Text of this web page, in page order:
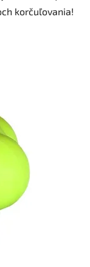
korčuľovania!